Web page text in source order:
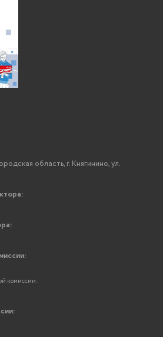
область, г. Княгинино, ул.
комиссии: